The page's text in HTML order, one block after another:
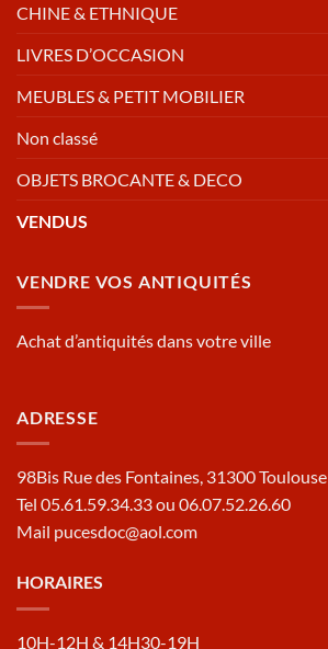
CHINE & ETHNIQUE
LIVRES D’OCCASION
MEUBLES & PETIT MOBILIER
Non classé
OBJETS BROCANTE & DECO
VENDUS
VENDRE VOS ANTIQUITÉS
Achat d’antiquités dans votre ville
ADRESSE
98Bis Rue des Fontaines, 31300 Toulouse
Tel 05.61.59.34.33 ou 06.07.52.26.60
Mail pucesdoc@aol.com
HORAIRES
10H-12H & 14H30-19H